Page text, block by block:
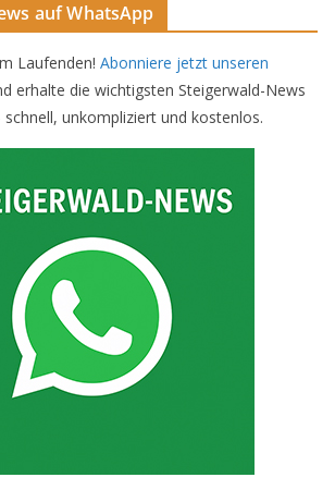
auf WhatsApp
Laufenden! Abonniere jetzt unseren
erhalte die wichtigsten Steigerwald-News
unkompliziert und kostenlos.